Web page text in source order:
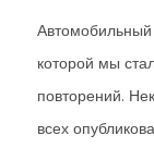
Автомобильный
которой мы
повторений.
всех